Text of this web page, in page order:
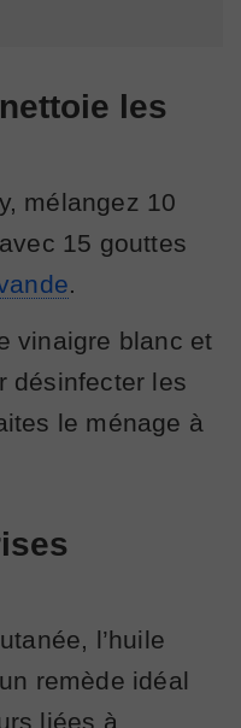
les
mélangez 10
15 gouttes
.
vinaigre blanc et
désinfecter les
le ménage à
l’huile
remède idéal
liées à